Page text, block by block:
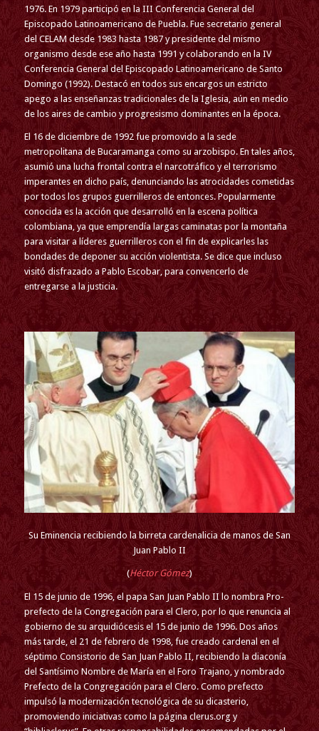
1976. En 1979 participó en la III Conferencia General del
Episcopado Latinoamericano de Puebla. Fue secretario general
del CELAM desde 1983 hasta 1987 y presidente del mismo
organismo desde ese año hasta 1991 y colaborando en la IV
Conferencia General del Episcopado Latinoamericano de Santo
Domingo (1992). Destacó en todos sus encargos un estricto
apego a las enseñanzas tradicionales de la Iglesia, aún en medio
de los aires de cambio y progresismo dominantes en la época.
El 16 de diciembre de 1992 fue promovido a la sede
metropolitana de Bucaramanga como su arzobispo. En tales años,
asumió una lucha frontal contra el narcotráfico y el terrorismo
imperantes en dicho país, denunciando las atrocidades cometidas
por todos los grupos guerrilleros de entonces. Popularmente
conocida es la acción que desarrolló en la escena política
colombiana, ya que emprendía largas caminatas por la montaña
para visitar a líderes guerrilleros con el fin de explicarles las
bondades de deponer su acción violentista. Se dice que incluso
visitó disfrazado a Pablo Escobar, para convencerlo de
entregarse a la justicia.
Su Eminencia recibiendo la birreta cardenalicia de manos de San
Juan Pablo II
(Héctor Gómez)
El 15 de junio de 1996, el papa San Juan Pablo II lo nombra Pro-
prefecto de la Congregación para el Clero, por lo que renuncia al
gobierno de su arquidiócesis el 15 de junio de 1996. Dos años
más tarde, el 21 de febrero de 1998, fue creado cardenal en el
séptimo Consistorio de San Juan Pablo II, recibiendo la diaconía
del Santísimo Nombre de María en el Foro Trajano, y nombrado
Prefecto de la Congregación para el Clero. Como prefecto
impulsó la modernización tecnológica de su dicasterio,
promoviendo iniciativas como la página clerus.org y